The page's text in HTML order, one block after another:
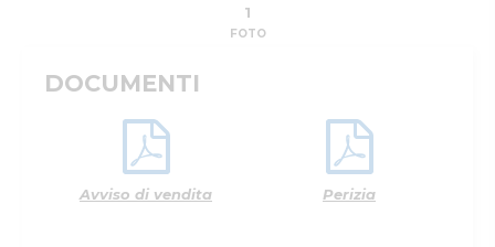
1
FOTO
DOCUMENTI
Avviso di vendita Perizia